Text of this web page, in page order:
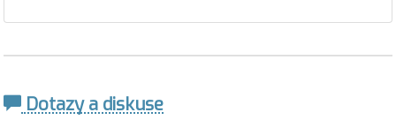
Dotazy a diskuse